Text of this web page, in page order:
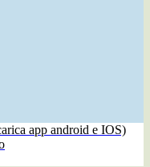
app android e IOS)